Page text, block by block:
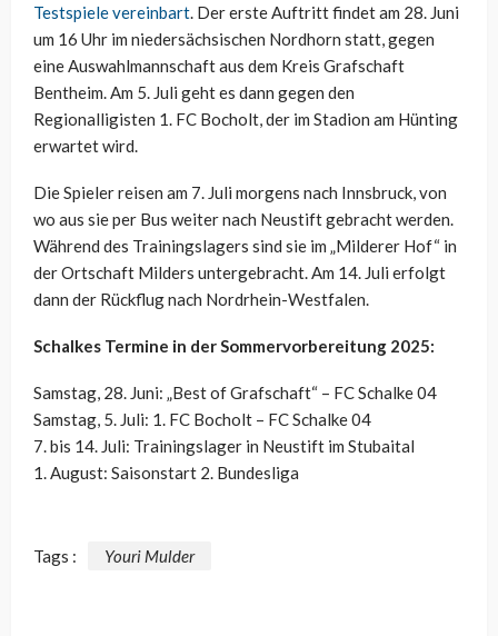
Testspiele vereinbart. Der erste Auftritt findet am 28. Juni
um 16 Uhr im niedersächsischen Nordhorn statt, gegen
eine Auswahlmannschaft aus dem Kreis Grafschaft
Bentheim. Am 5. Juli geht es dann gegen den
Regionalligisten 1. FC Bocholt, der im Stadion am Hünting
erwartet wird.
Die Spieler reisen am 7. Juli morgens nach Innsbruck, von
wo aus sie per Bus weiter nach Neustift gebracht werden.
Während des Trainingslagers sind sie im „Milderer Hof“ in
der Ortschaft Milders untergebracht. Am 14. Juli erfolgt
dann der Rückflug nach Nordrhein-Westfalen.
Schalkes Termine in der Sommervorbereitung 2025:
Samstag, 28. Juni: „Best of Grafschaft“ – FC Schalke 04
Samstag, 5. Juli: 1. FC Bocholt – FC Schalke 04
7. bis 14. Juli: Trainingslager in Neustift im Stubaital
1. August: Saisonstart 2. Bundesliga
Tags : Youri Mulder